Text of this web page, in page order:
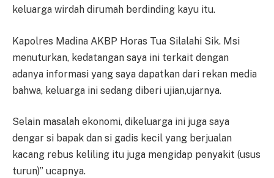
keluarga wirdah dirumah berdinding kayu itu.
Kapolres Madina AKBP Horas Tua Silalahi Sik. Msi
menuturkan, kedatangan saya ini terkait dengan
adanya informasi yang saya dapatkan dari rekan media
bahwa, keluarga ini sedang diberi ujian,ujarnya.
Selain masalah ekonomi, dikeluarga ini juga saya
dengar si bapak dan si gadis kecil yang berjualan
kacang rebus keliling itu juga mengidap penyakit (usus
turun)” ucapnya.